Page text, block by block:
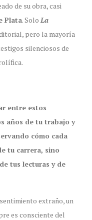
de su obra, casi
Plata. Solo La
pero la mayoría
silenciosos de
entre estos
años de tu trabajo y
cómo cada
tu carrera, sino
tus lecturas y de
extraño, un
es consciente del